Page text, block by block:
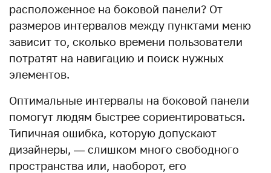
расположенное на боковой панели? От
размеров интервалов между пунктами меню
зависит то, сколько времени пользователи
потратят на навигацию и поиск нужных
элементов.
Оптимальные интервалы на боковой панели
помогут людям быстрее сориентироваться.
Типичная ошибка, которую допускают
дизайнеры, — слишком много свободного
пространства или, наоборот, его